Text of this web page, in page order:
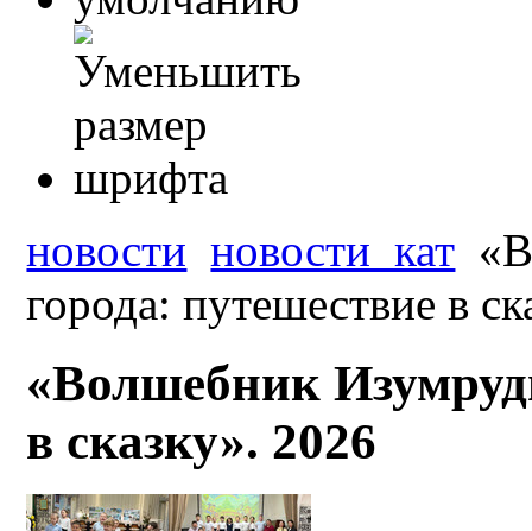
новости новости_кат
города: путешествие в
«Волшебник
в сказку». 2026